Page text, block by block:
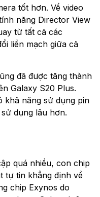
tốt hơn. Về video
năng Director View
từ tất cả các
liền mạch giữa cả
đã được tăng thành
Galaxy S20 Plus.
khả năng sử dụng pin
dụng lâu hơn.
quá nhiều, con chip
tự tin khẳng định về
chip Exynos do